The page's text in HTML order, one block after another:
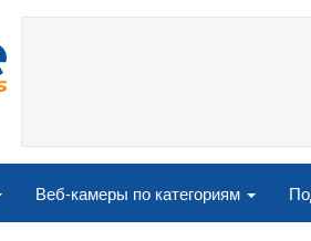
Веб-камеры по категориям